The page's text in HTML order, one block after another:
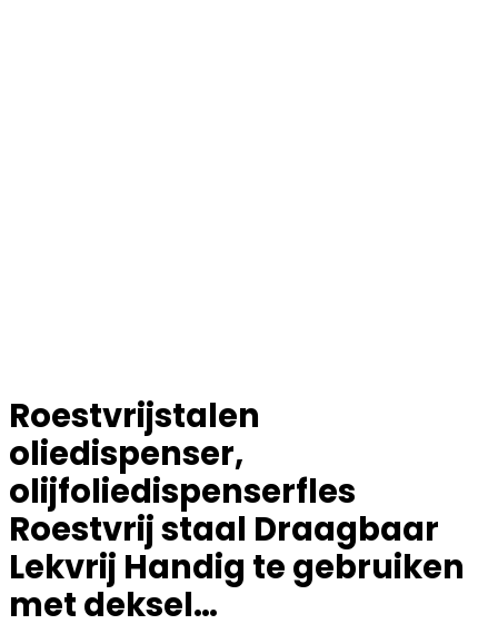
Roestvrijstalen
oliedispenser,
olijfoliedispenserfles
Roestvrij staal Draagbaar
Lekvrij Handig te gebruiken
met deksel…